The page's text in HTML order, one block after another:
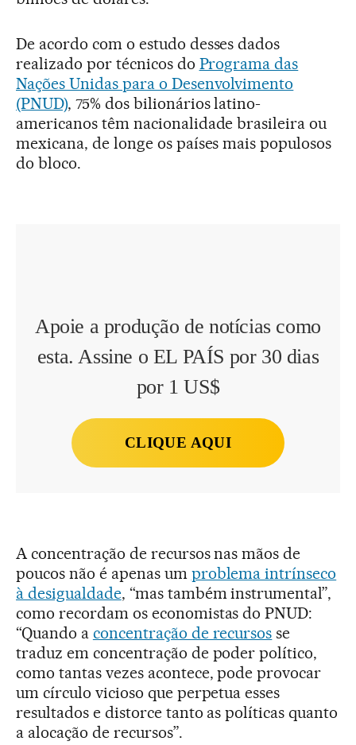
De acordo com o estudo desses dados
realizado por técnicos do Programa das
Nações Unidas para o Desenvolvimento
(PNUD), 75% dos bilionários latino-
americanos têm nacionalidade brasileira ou
mexicana, de longe os países mais populosos
do bloco.
Apoie a produção de notícias como
esta. Assine o EL PAÍS por 30 dias
por 1 US$
CLIQUE AQUI
A concentração de recursos nas mãos de
poucos não é apenas um problema intrínseco
à desigualdade, “mas também instrumental”,
como recordam os economistas do PNUD:
“Quando a concentração de recursos se
traduz em concentração de poder político,
como tantas vezes acontece, pode provocar
um círculo vicioso que perpetua esses
resultados e distorce tanto as políticas quanto
a alocação de recursos”.